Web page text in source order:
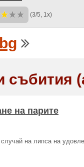
(3/5, 1x)
събития
на парите
на липса на